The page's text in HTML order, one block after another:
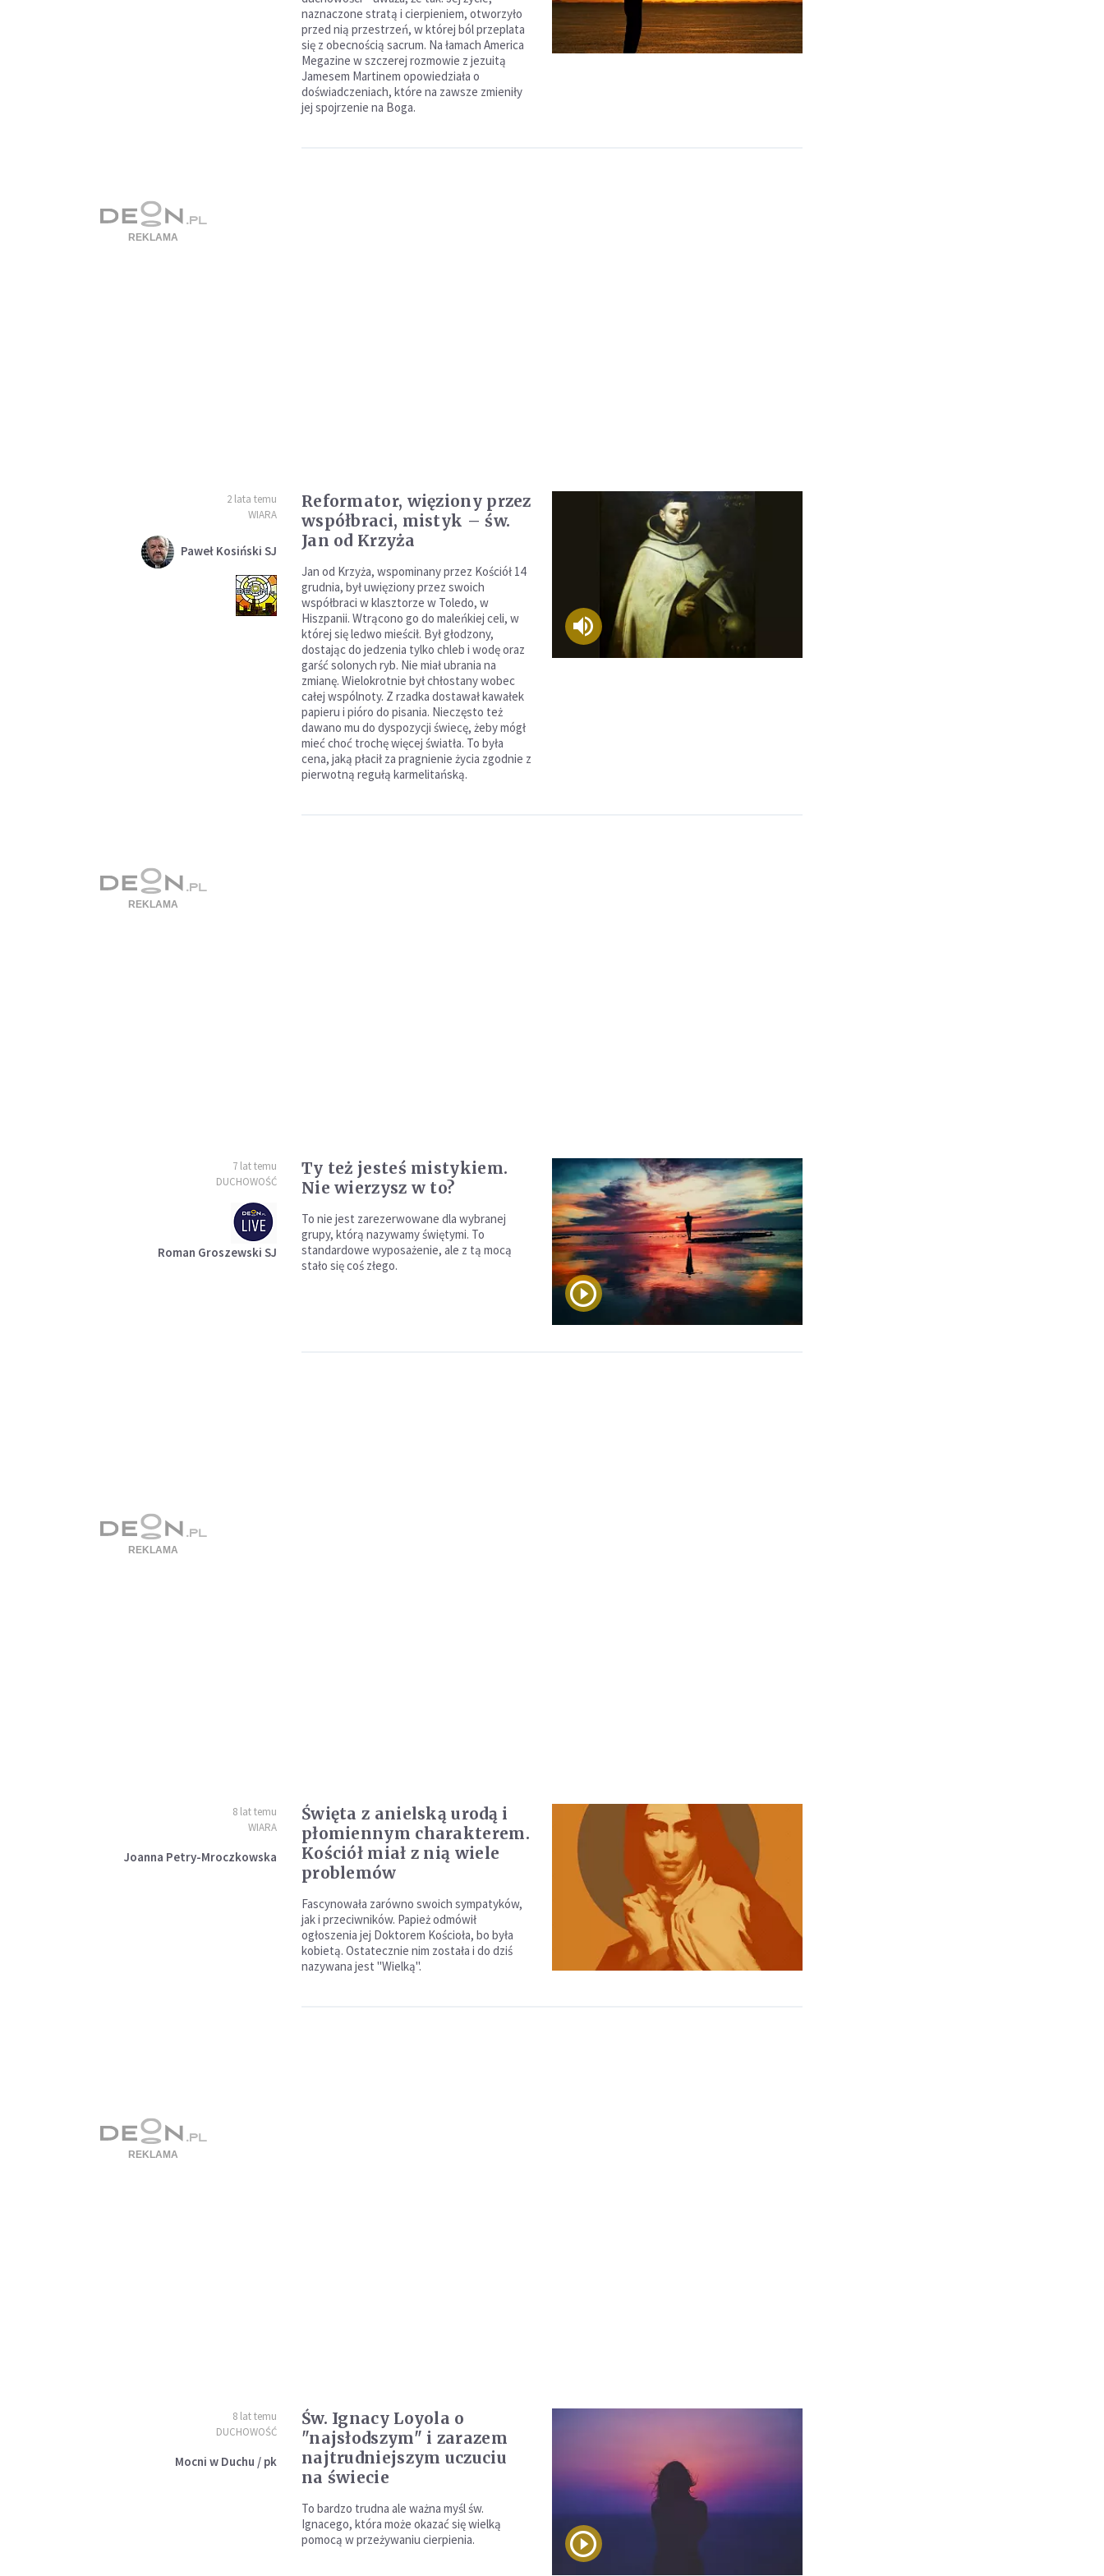
naznaczone stratą i cierpieniem, otworzyło
przed nią przestrzeń, w której ból przeplata
się z obecnością sacrum. Na łamach America
Megazine w szczerej rozmowie z jezuitą
Jamesem Martinem opowiedziała o
doświadczeniach, które na zawsze zmieniły
jej spojrzenie na Boga.
2 lata temu
WIARA
Paweł Kosiński SJ
Reformator, więziony przez
współbraci, mistyk – św.
Jan od Krzyża
Jan od Krzyża, wspominany przez Kościół 14
grudnia, był uwięziony przez swoich
współbraci w klasztorze w Toledo, w
Hiszpanii. Wtrącono go do maleńkiej celi, w
której się ledwo mieścił. Był głodzony,
dostając do jedzenia tylko chleb i wodę oraz
garść solonych ryb. Nie miał ubrania na
zmianę. Wielokrotnie był chłostany wobec
całej wspólnoty. Z rzadka dostawał kawałek
papieru i pióro do pisania. Nieczęsto też
dawano mu do dyspozycji świecę, żeby mógł
mieć choć trochę więcej światła. To była
cena, jaką płacił za pragnienie życia zgodnie z
pierwotną regułą karmelitańską.
7 lat temu
DUCHOWOŚĆ
Roman Groszewski SJ
Ty też jesteś mistykiem.
Nie wierzysz w to?
To nie jest zarezerwowane dla wybranej
grupy, którą nazywamy świętymi. To
standardowe wyposażenie, ale z tą mocą
stało się coś złego.
8 lat temu
WIARA
Joanna Petry-Mroczkowska
Święta z anielską urodą i
płomiennym charakterem.
Kościół miał z nią wiele
problemów
Fascynowała zarówno swoich sympatyków,
jak i przeciwników. Papież odmówił
ogłoszenia jej Doktorem Kościoła, bo była
kobietą. Ostatecznie nim została i do dziś
nazywana jest "Wielką".
8 lat temu
DUCHOWOŚĆ
Mocni w Duchu / pk
Św. Ignacy Loyola o
"najsłodszym" i zarazem
najtrudniejszym uczuciu
na świecie
To bardzo trudna ale ważna myśl św.
Ignacego, która może okazać się wielką
pomocą w przeżywaniu cierpienia.